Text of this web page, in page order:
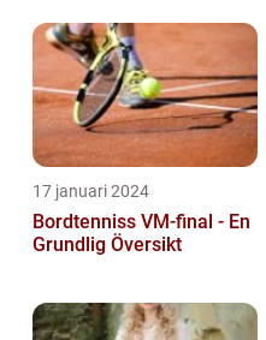
17 januari 2024
Bordtenniss VM-final - En
Grundlig Översikt